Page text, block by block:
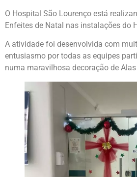
O Hospital São Lourenço está
Enfeites de Natal nas instalações do
A atividade foi desenvolvida com
entusiasmo por todas as equipes
numa maravilhosa decoração de